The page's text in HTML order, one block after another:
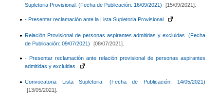
Supletoria Provisional. (Fecha de Publicación: 16/09/2021)
[15/09/2021].
- Presentar reclamación ante la Lista Supletoria Provisional.
Relación Provisional de personas aspirantes admitidas y excluidas. (Fecha
de Publicación: 09/07/2021)
[08/07/2021].
- Presentar reclamación ante relación provisional de personas aspirantes
admitidas y excluidas.
Convocatoria Lista Supletoria. (Fecha de Publicación: 14/05/2021)
[13/05/2021].